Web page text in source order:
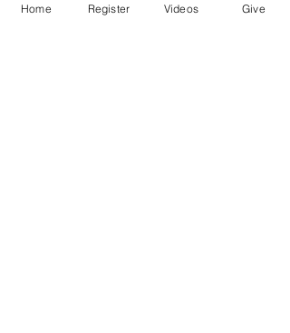
Home Register Videos Give